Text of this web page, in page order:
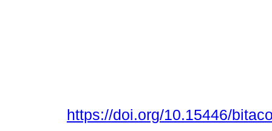
https://doi.org/10.15446/